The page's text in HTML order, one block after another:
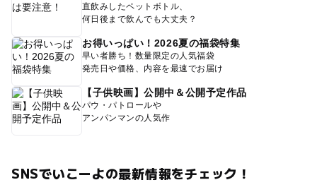
直飲みしたペットボトル、
何日後まで飲んでも大丈夫？
お得いっぱい！2026夏の福袋特集
早い者勝ち！数量限定の人気福袋
発売日や価格、内容を最速でお届け
【子供映画】公開中＆公開予定作品
パウ・パトロールや
アンパンマンの人気作
SNSでいこーよの最新情報をチェック！